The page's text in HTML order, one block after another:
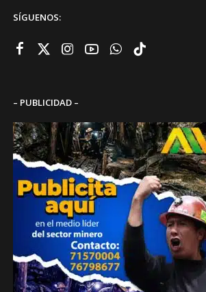
SÍGUENOS:
– PUBLICIDAD –